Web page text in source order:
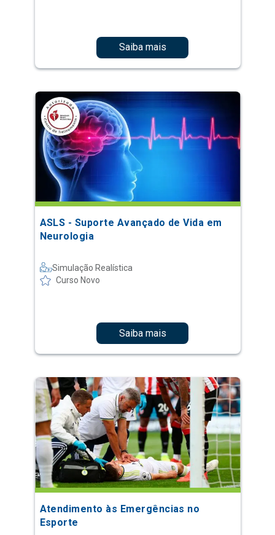
Saiba mais
ASLS - Suporte Avançado de Vida em
Neurologia
Simulação Realística
Curso Novo
Saiba mais
Atendimento às Emergências no
Esporte